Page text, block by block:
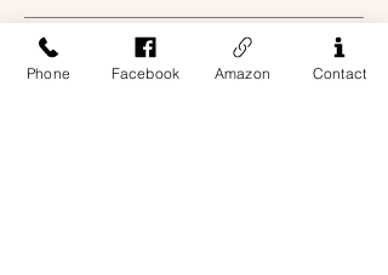
廣西師範大學出版社
作者/Author
Phone Facebook Amazon Contact